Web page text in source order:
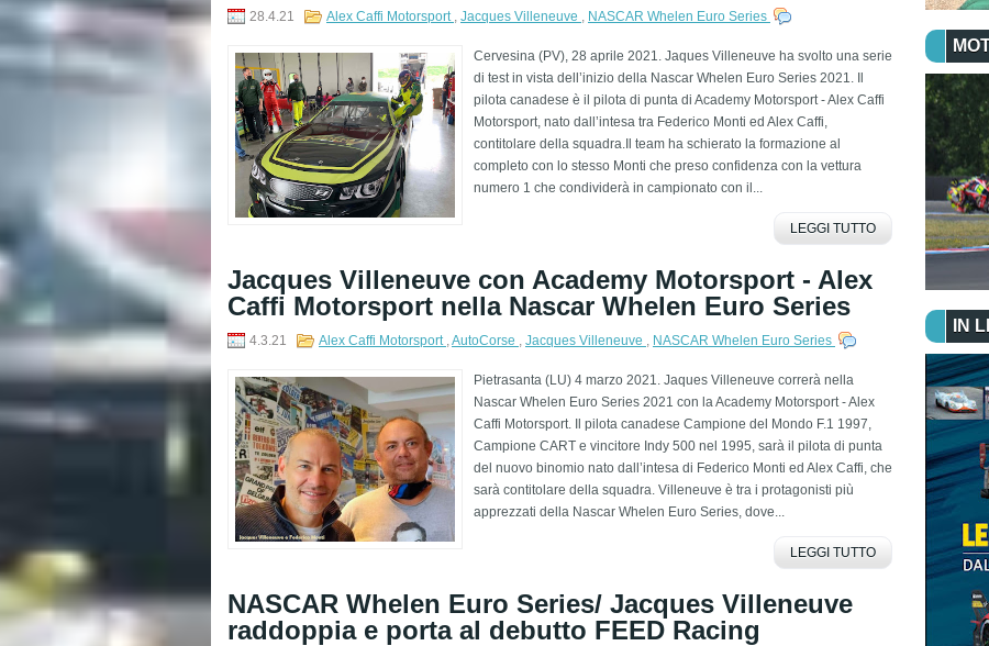
28.4.21 Alex Caffi Motorsport Jacques Villeneuve NASCAR Whelen Euro Series
Cervesina (PV), 28 aprile 2021. Jaques Villeneuve ha svolto una serie
di test in vista dell’inizio della Nascar Whelen Euro Series 2021. Il
pilota canadese è il pilota di punta di Academy Motorsport - Alex Caffi
Motorsport, nato dall’intesa tra Federico Monti ed Alex Caffi,
contitolare della squadra.Il team ha schierato la formazione al
completo con lo stesso Monti che preso confidenza con la vettura
numero 1 che condividerà in campionato con il...
LEGGI TUTTO
Jacques Villeneuve con Academy Motorsport - Alex
Caffi Motorsport nella Nascar Whelen Euro Series
4.3.21 Alex Caffi Motorsport AutoCorse Jacques Villeneuve NASCAR Whelen Euro Series
Pietrasanta (LU) 4 marzo 2021. Jaques Villeneuve correrà nella
Nascar Whelen Euro Series 2021 con la Academy Motorsport - Alex
Caffi Motorsport. Il pilota canadese Campione del Mondo F.1 1997,
Campione CART e vincitore Indy 500 nel 1995, sarà il pilota di punta
del nuovo binomio nato dall’intesa di Federico Monti ed Alex Caffi, che
sarà contitolare della squadra. Villeneuve è tra i protagonisti più
apprezzati della Nascar Whelen Euro Series, dove...
LEGGI TUTTO
NASCAR Whelen Euro Series/ Jacques Villeneuve
raddoppia e porta al debutto FEED Racing
IN